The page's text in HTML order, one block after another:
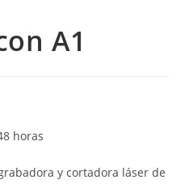
A1
horas
y cortadora láser de